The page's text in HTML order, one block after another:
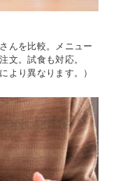
んを比較。メニュー
文。試食も対応。
より異なります。）